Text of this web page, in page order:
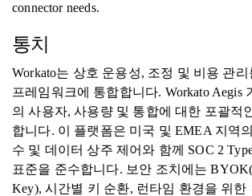
connector needs.
통치
Workato는 상호 운용성, 조정 및 비용 관
프레임워크에 통합합니다. Workato Aegis
의 사용자, 사용량 및 통합에 대한 포괄적
합니다. 이 플랫폼은 미국 및 EMEA 지역
수 및 데이터 상주 제어와 함께 SOC 2
표준을 준수합니다. 보안 조치에는
Key), 시간별 키 순환, 런타임 환경을 위한